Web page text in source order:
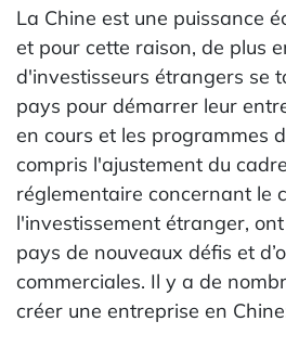
La Chine est une puissance
et pour cette raison, de plus
d'investisseurs étrangers se
pays pour démarrer leur
en cours et les programmes
compris l'ajustement du
réglementaire concernant le
l'investissement étranger,
pays de nouveaux défis et
commerciales. Il y a de
créer une entreprise en